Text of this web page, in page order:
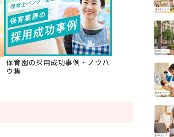
保育園の採用成功事例・ノウハ
ウ集